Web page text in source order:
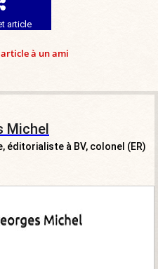
article
à un ami
Michel
éditorialiste à BV, colonel (ER)